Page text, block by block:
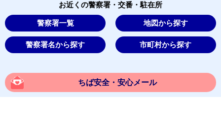
お近くの警察署・交番・駐在所
警察署一覧 地図から探す
警察署名から探す 市町村から探す
ちば安全・安心メール